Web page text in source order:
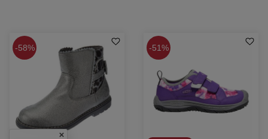
58% 51%